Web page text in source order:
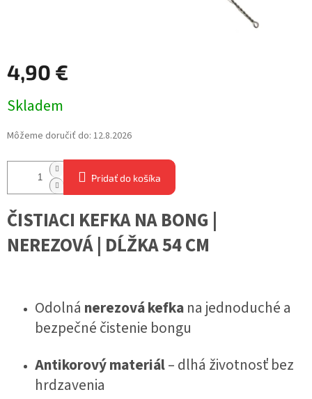
4,90 €
cena:
Skladem
Môžeme doručiť do: 12.8.2026
Pridať do košíka
ČISTIACI KEFKA NA BONG |
NEREZOVÁ | DĹŽKA 54 CM
Odolná nerezová kefkana jednoduché a
bezpečné čistenie bongu
Antikorový materiál– dlhá životnosť bez
hrdzavenia